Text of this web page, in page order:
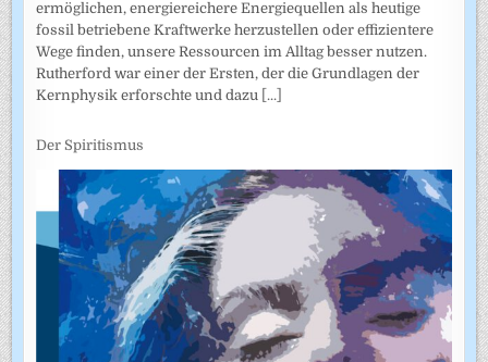
ermöglichen, energiereichere Energiequellen als heutige
fossil betriebene Kraftwerke herzustellen oder effizientere
Wege finden, unsere Ressourcen im Alltag besser nutzen.
Rutherford war einer der Ersten, der die Grundlagen der
Kernphysik erforschte und dazu [...]
Der Spiritismus